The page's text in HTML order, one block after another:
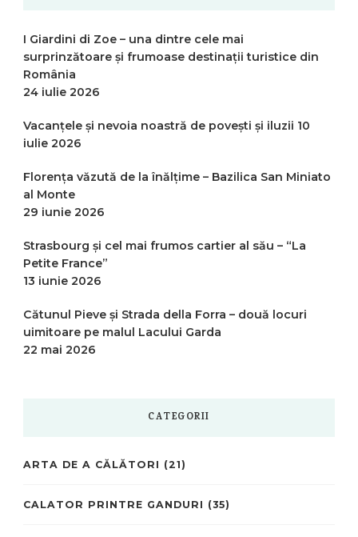
I Giardini di Zoe – una dintre cele mai
surprinzătoare și frumoase destinații turistice din
România
24 iulie 2026
Vacanțele și nevoia noastră de povești și iluzii 10
iulie 2026
Florența văzută de la înălțime – Bazilica San Miniato
al Monte
29 iunie 2026
Strasbourg și cel mai frumos cartier al său – “La
Petite France”
13 iunie 2026
Cătunul Pieve și Strada della Forra – două locuri
uimitoare pe malul Lacului Garda
22 mai 2026
CATEGORII
ARTA DE A CĂLĂTORI (21)
CALATOR PRINTRE GANDURI (35)